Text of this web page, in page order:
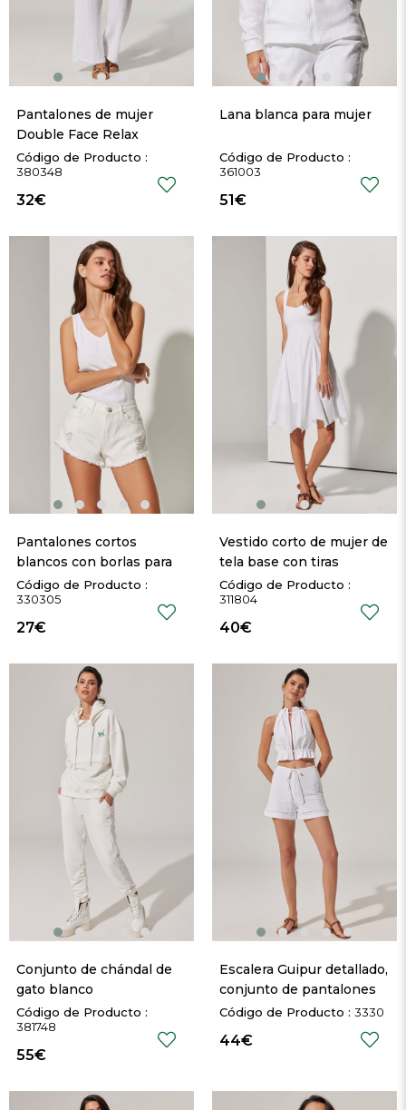
Pantalones de mujer
Double Face Relax
380348
32€
Lana blanca para mujer
361003
51€
Pantalones cortos
blancos con borlas para
mujer
330305
27€
Vestido corto de mujer de
tela base con tiras
311804
40€
Conjunto de chándal de
gato blanco
381748
55€
Escalera Guipur detallado,
conjunto de pantalones
cortos
3330
44€